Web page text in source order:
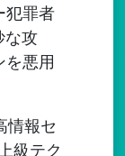
犯罪者
な攻
を悪用
情報セ
級テク